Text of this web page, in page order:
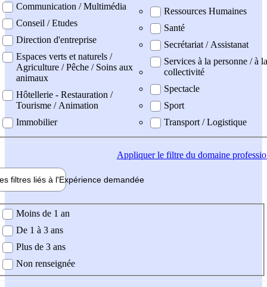
Communication / Multimédia
Conseil / Etudes
Direction d'entreprise
Espaces verts et naturels /
Agriculture / Pêche / Soins aux
animaux
Hôtellerie - Restauration /
Tourisme / Animation
Immobilier
Ressources Humaines
Santé
Secrétariat / Assistanat
Services à la personne / à la
collectivité
Spectacle
Sport
Transport / Logistique
Appliquerle filtre du domaine
filtres liés à l'Expérience demandée
demandée
Moins de 1 an
De 1 à 3 ans
Plus de 3 ans
Non renseignée